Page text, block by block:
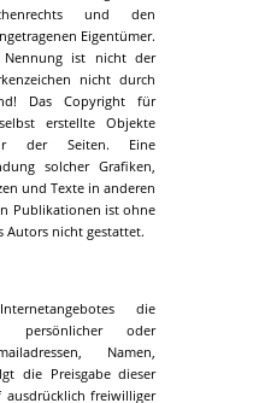
und den
Eigentümer.
ist nicht der
nicht durch
Das Copyright für
erstellte Objekte
der Seiten. Eine
solcher Grafiken,
und Texte in anderen
Publikationen ist ohne
Autors nicht gestattet.
die
persönlicher oder
Namen,
die Preisgabe dieser
ausdrücklich freiwilliger